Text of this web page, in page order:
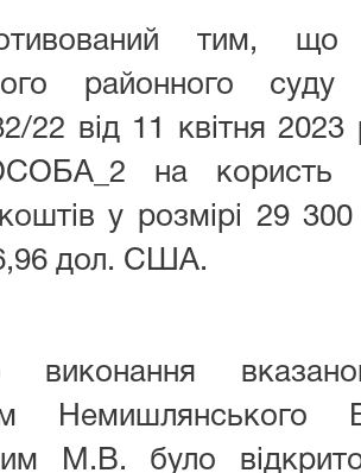
тим, що
районного
22 від 11 квітня
на користь
у розмірі 29
дол. США.
М.В. було